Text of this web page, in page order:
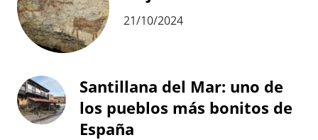
21/10/2024
Santillana del Mar: uno de
los pueblos más bonitos de
España